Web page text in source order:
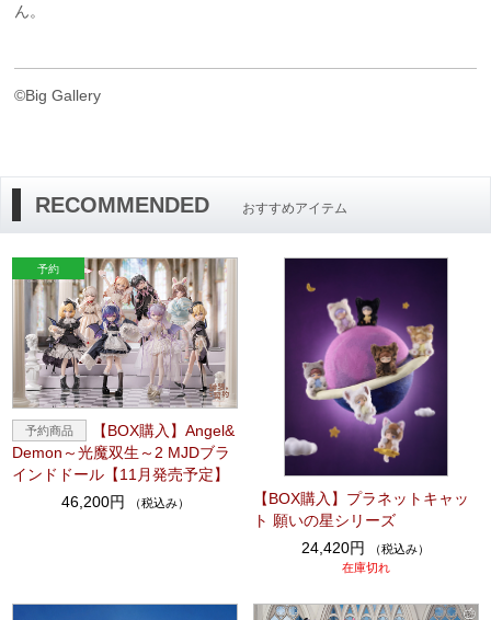
ん。
©Big Gallery
RECOMMENDED おすすめアイテム
【BOX購入】Angel&
Demon～光魔双生～2 MJDブラ
インドドール【11月発売予定】
46,200円
（税込み）
【BOX購入】プラネットキャッ
ト 願いの星シリーズ
24,420円
（税込み）
在庫切れ